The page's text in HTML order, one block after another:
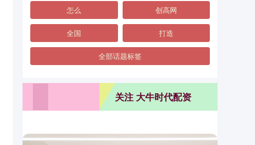
怎么 创高网
全国 打造
全部话题标签
关注 大牛时代配资